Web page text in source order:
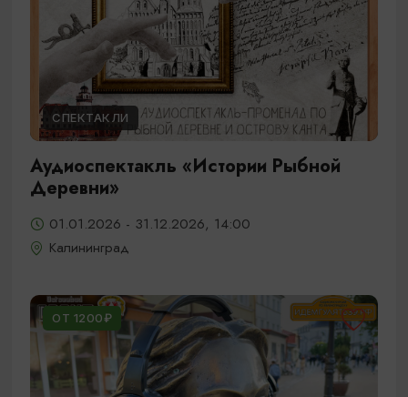
СПЕКТАКЛИ
Аудиоспектакль «Истории Рыбной
Деревни»
01.01.2026 - 31.12.2026, 14:00
Калининград
ОТ 1200₽